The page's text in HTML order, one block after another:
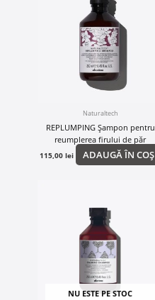
Naturaltech
REPLUMPING Șampon pentru
reumplerea firului de păr
115,00lei ADAUGĂ ÎN COȘ
NU ESTE PE STOC